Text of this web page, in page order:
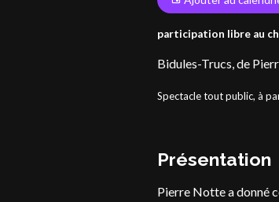
participation libre au
Bidules-Trucs, de
Spectacle tout public, à
Présentation
Pierre Notte a donné